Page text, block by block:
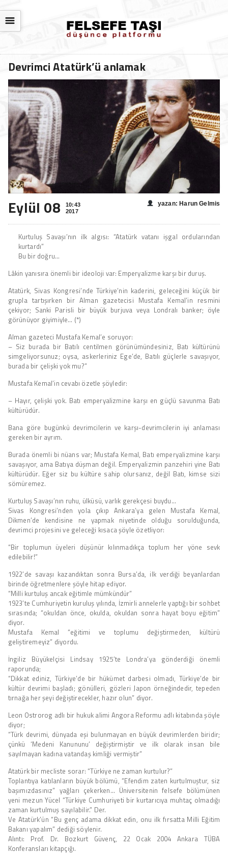
☰
Devrimci Atatürk’ü anlamak
Eylül 08
10:43
2017
yazan: Harun Gelmis
Kurtuluş Savaşı’nın ilk algısı: “Atatürk vatanı işgal ordularından
kurtardı”
Bu bir doğru…
Lâkin yanısıra önemli bir ideoloji var: Emperyalizme karşı bir duruş.
Atatürk, Sivas Kongresi’nde Türkiye’nin kaderini, geleceğini küçük bir
grupla tartışırken bir Alman gazetecisi Mustafa Kemal’in resmini
çekiyor; Sanki Parisli bir büyük burjuva veya Londralı banker; öyle
görünüyor giyimiyle… (*)
Alman gazeteci Mustafa Kemal’e soruyor:
– Siz burada bir Batılı centilmen görünümündesiniz, Batı kültürünü
simgeliyorsunuz; oysa, askerleriniz Ege’de, Batılı güçlerle savaşıyor,
burada bir çelişki yok mu?”
Mustafa Kemal’in cevabı özetle şöyledir:
– Hayır, çelişki yok. Batı emperyalizmine karşı en güçlü savunma Batı
kültürüdür.
Bana göre bugünkü devrimcilerin ve karşı-devrimcilerin iyi anlaması
gereken bir ayrım.
Burada önemli bi nüans var; Mustafa Kemal, Batı emperyalizmine karşı
savaşıyor, ama Batıya düşman değil. Emperyalizmin panzehiri yine Batı
kültürüdür. Eğer siz bu kültüre sahip olursanız, değil Batı, kimse sizi
sömüremez.
Kurtuluş Savaşı’nın ruhu, ülküsü, varlık gerekçesi buydu…
Sivas Kongresi’nden yola çıkıp Ankara’ya gelen Mustafa Kemal,
Dikmen’de kendisine ne yapmak niyetinde olduğu sorulduğunda,
devrimci projesini ve geleceği kısaca şöyle özetliyor:
“Bir toplumun üyeleri düşünür kılınmadıkça toplum her yöne sevk
edilebilir!”
1922’de savaşı kazandıktan sonra Bursa’da, ilk verdiği beyanlardan
birinde öğretmenlere şöyle hitap ediyor.
“Milli kurtuluş ancak eğitimle mümkündür”
1923’te Cumhuriyetin kuruluş yılında, İzmirli annelerle yaptığı bir sohbet
sırasında; “okuldan önce, okulda, okuldan sonra hayat boyu eğitim”
diyor.
Mustafa Kemal “eğitimi ve toplumu değiştirmeden, kültürü
geliştiremeyiz” diyordu.
İngiliz Büyükelçisi Lindsay 1925’te Londra’ya gönderdiği önemli
raporunda;
“Dikkat ediniz, Türkiye’de bir hükümet darbesi olmadı, Türkiye’de bir
kültür devrimi başladı; gönülleri, gözleri Japon örneğindedir, tepeden
tırnağa her şeyi değiştirecekler, hazır olun” diyor.
Leon Ostrorog adlı bir hukuk alimi Angora Reformu adlı kitabında şöyle
diyor;
“Türk devrimi, dünyada eşi bulunmayan en büyük devrimlerden biridir;
çünkü ‘Medeni Kanununu’ değiştirmiştir ve ilk olarak insan bile
sayılmayan kadına vatandaş kimliği vermiştir”
Atatürk bir mecliste sorar: “Türkiye ne zaman kurtulur?”
Toplantıya katılanların büyük bölümü, “Efendim zaten kurtulmuştur, siz
başımızdasınız” yağları çekerken… Üniversitenin felsefe bölümünen
yeni mezun Yücel “Türkiye Cumhuriyeti bir kurtarıcıya muhtaç olmadığı
zaman kurtulmuş sayılabilir.” Der.
Ve Atatürk’ün “Bu genç adama dikkat edin, onu ilk fırsatta Milli Eğitim
Bakanı yapalım” dediği söylenir.
Alıntı: Prof. Dr. Bozkurt Güvenç, 22 Ocak 2004 Ankara TÜBA
Konferansları kitapçığı.